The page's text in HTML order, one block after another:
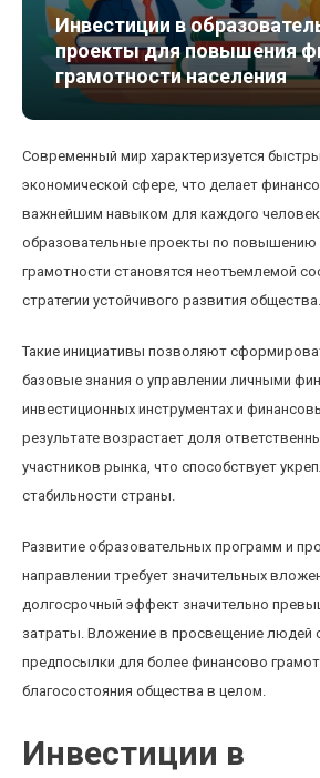
Инвестиции в
проекты для повышения
грамотности населения
Современный мир характеризуется
экономической сфере, что делает
важнейшим навыком для каждого
образовательные проекты по повышению
грамотности становятся неотъемлемой
стратегии устойчивого развития общества.
Такие инициативы позволяют
базовые знания о управлении личными
инвестиционных инструментах и
результате возрастает доля
участников рынка, что способствует
стабильности страны.
Развитие образовательных программ и
направлении требует значительных
долгосрочный эффект значительно
затраты. Вложение в просвещение людей
предпосылки для более финансово
благосостояния общества в целом.
Инвестиции в